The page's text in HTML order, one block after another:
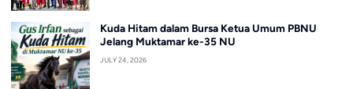
Kuda Hitam dalam Bursa Ketua Umum PBNU
Jelang Muktamar ke-35 NU
JULY 24, 2026